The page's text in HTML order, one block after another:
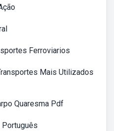
Ferroviarios
Mais Utilizados
Quaresma Pdf
Português